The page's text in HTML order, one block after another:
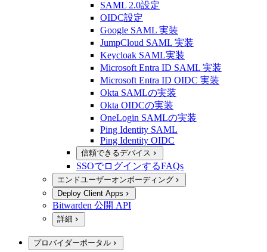
SAML 2.0設定
OIDC設定
Google SAML 実装
JumpCloud SAML 実装
Keycloak SAML実装
Microsoft Entra ID SAML 実装
Microsoft Entra ID OIDC 実装
Okta SAMLの実装
Okta OIDCの実装
OneLogin SAMLの実装
Ping Identity SAML
Ping Identity OIDC
信頼できるデバイス
SSOでログインするFAQs
エンドユーザーオンボーディング
Deploy Client Apps
Bitwarden 公開 API
詳細
プロバイダーポータル